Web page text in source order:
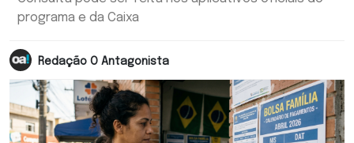
programa e da Caixa
Redação O Antagonista